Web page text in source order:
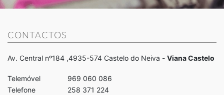
CONTACTOS
Av. Central nº184 ,4935-574 Castelo do Neiva - Viana Castelo
Telemóvel
969 060 086
Telefone
258 371 224